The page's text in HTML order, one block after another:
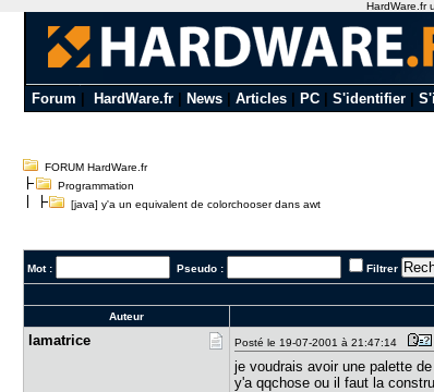
Forum HardWare.fr| News| Articles| PC| S'identifier|
FORUM HardWare.fr
Programmation
[java] y'a un equivalent de colorchooser dans awt
Mot : Pseudo : Filtrer
Auteur
lamatrice Posté le 19-07-2001 à 21:47:14
je voudrais avoir une palette
y'a qqchose ou il faut la
HardWare.fr